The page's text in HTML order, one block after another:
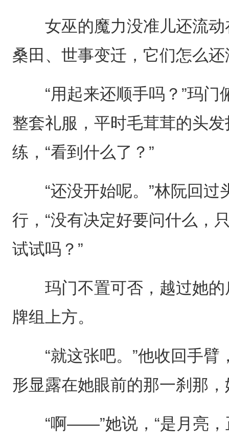
女巫的魔力没准儿还流动
桑田、世事变迁，它们怎么
“用起来还顺手吗？”玛门
整套礼服，平时毛茸茸的头
练，“看到什么了？”
“还没开始呢。”林阮回过
行，“没有决定好要问什么
试试吗？”
玛门不置可否，越过她的
牌组上方。
“就这张吧。”他收回手臂
形显露在她眼前的那一刹那
“啊——”她说，“是月亮，